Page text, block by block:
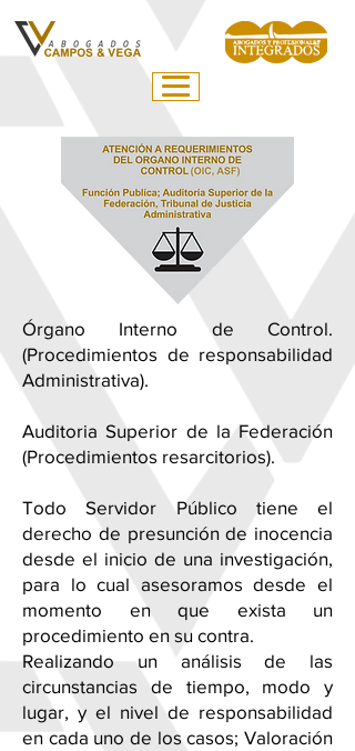
Órgano Interno de Control.
(Procedimientos de responsabilidad
Administrativa).
Auditoria Superior de la Federación
(Procedimientos resarcitorios).
Todo Servidor Público tiene el
derecho de presunción de inocencia
desde el inicio de una investigación,
para lo cual asesoramos desde el
momento en que exista un
procedimiento en su contra.
Realizando un análisis de las
circunstancias de tiempo, modo y
lugar, y el nivel de responsabilidad
en cada uno de los casos; Valoración